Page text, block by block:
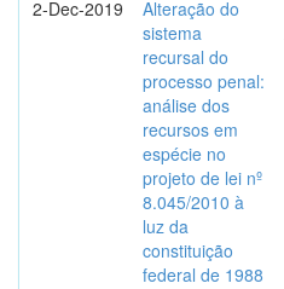
2-Dec-2019
Alteração do
sistema
recursal do
processo penal:
análise dos
recursos em
espécie no
projeto de lei nº
8.045/2010 à
luz da
constituição
federal de 1988